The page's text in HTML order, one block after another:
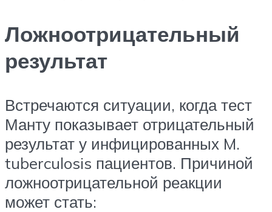
Ложноотрицательный
результат
Встречаются ситуации, когда тест
Манту показывает отрицательный
результат у инфицированных M.
tuberculosis пациентов. Причиной
ложноотрицательной реакции
может стать: